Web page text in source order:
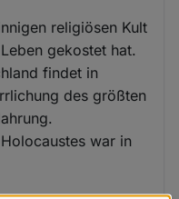
religiösen Kult
gekostet hat.
findet in
des größten
war in